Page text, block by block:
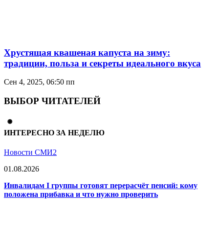
Хрустящая квашеная капуста на зиму:
традиции, польза и секреты идеального вкуса
Сен 4, 2025, 06:50 пп
ВЫБОР ЧИТАТЕЛЕЙ
ИНТЕРЕСНО ЗА НЕДЕЛЮ
Новости СМИ2
01.08.2026
Инвалидам I группы готовят перерасчёт пенсий: кому
положена прибавка и что нужно проверить